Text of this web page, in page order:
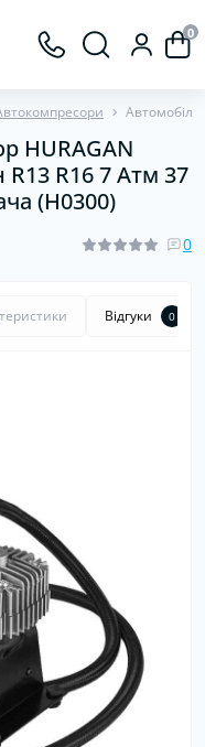
0
HURAGAN
R16 7 Атм 37
(H0300)
0
Відгуки 0